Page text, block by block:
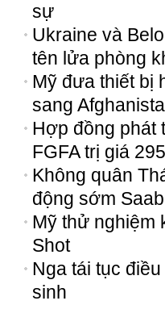
sự
Ukraine và
tên lửa phòng
Mỹ đưa thiết bị
sang
Hợp đồng phát
FGFA trị giá
Không quân
động sớm
Mỹ thử nghiệm
Shot
Nga tái tục
sinh